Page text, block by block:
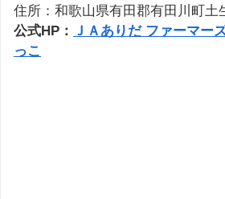
住所：和歌山県有田郡有田川町土
公式HP： ＪＡありだ ファーマー
っこ